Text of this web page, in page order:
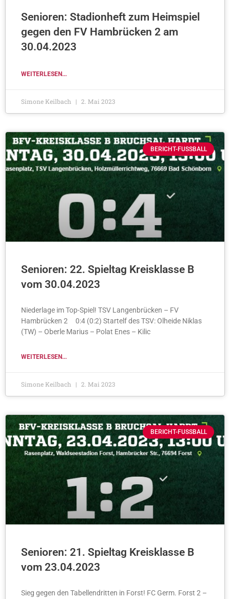
Senioren: Stadionheft zum Heimspiel
gegen den FV Hambrücken 2 am
30.04.2023
WEITERLESEN...
Simone Keilbach 2. Mai 2023
BERICHT-FUSSBALL
Senioren: 22. Spieltag Kreisklasse B
vom 30.04.2023
Niederlage im Top-Spiel! TSV Langenbrücken – FV
Hambrücken 2 0:4 (0:2) Startelf des TSV: Olheide Niklas
(TW) – Oberle Marius – Polat Enes – Kilic
WEITERLESEN...
Simone Keilbach 2. Mai 2023
BERICHT-FUSSBALL
Senioren: 21. Spieltag Kreisklasse B
vom 23.04.2023
Sieg gegen den Tabellendritten in Forst! FC Germ. Forst 2 –